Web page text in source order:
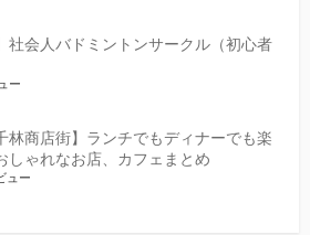
社会人バドミントンサークル（初心者
ー
林商店街】ランチでもディナーでも楽
しゃれなお店、カフェまとめ
ュー